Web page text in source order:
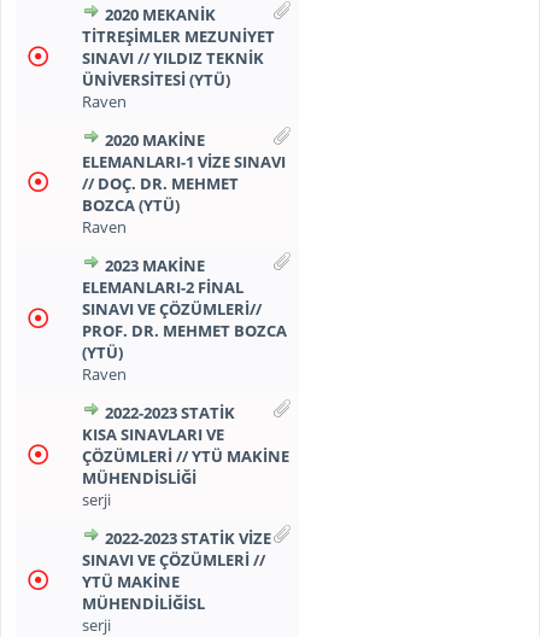
2020 MEKANİK
TİTREŞİMLER MEZUNİYET
SINAVI // YILDIZ TEKNİK
ÜNİVERSİTESİ (YTÜ)
Raven
2020 MAKİNE
ELEMANLARI-1 VİZE SINAVI
// DOÇ. DR. MEHMET
BOZCA (YTÜ)
Raven
2023 MAKİNE
ELEMANLARI-2 FİNAL
SINAVI VE ÇÖZÜMLERİ//
PROF. DR. MEHMET BOZCA
(YTÜ)
Raven
2022-2023 STATIK
KISA SINAVLARI VE
ÇÖZÜMLERI // YTÜ MAKINE
MÜHENDISLIĞI
serji
2022-2023 STATIK VIZE
SINAVI VE ÇÖZÜMLERI //
YTÜ MAKINE
MÜHENDILIĞISL
serji